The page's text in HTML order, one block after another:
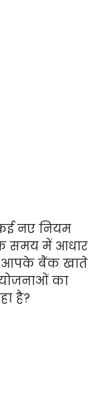
नए नियम
के समय में आधार
आपके बैंक खाते
का
है?